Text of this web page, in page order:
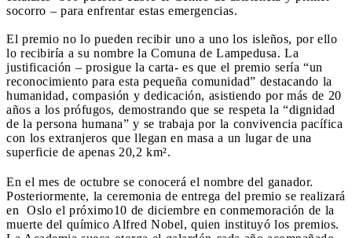
socorro – para enfrentar estas emergencias.
El premio no lo pueden recibir uno a uno los isleños, por ello
lo recibiría a su nombre la Comuna de Lampedusa. La
justificación – prosigue la carta- es que el premio sería “un
reconocimiento para esta pequeña comunidad” destacando la
humanidad, compasión y dedicación, asistiendo por más de 20
años a los prófugos, demostrando que se respeta la “dignidad
de la persona humana” y se trabaja por la convivencia pacífica
con los extranjeros que llegan en masa a un lugar de una
superficie de apenas 20,2 km².
En el mes de octubre se conocerá el nombre del ganador.
Posteriormente, la ceremonia de entrega del premio se realizará
en Oslo el próximo10 de diciembre en conmemoración de la
muerte del químico Alfred Nobel, quien instituyó los premios.